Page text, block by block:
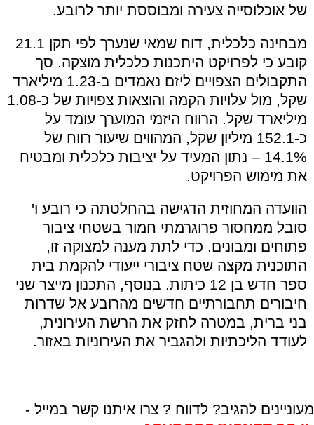
של אוכלוסייה צעירה ומבוססת יותר לרובע.
מבחינה כלכלית, דוח שמאי שנערך לפי תקן 21.1
קובע כי לפרויקט היתכנות כלכלית מוצקה. סך
התקבולים הצפויים ליזם נאמדים ב-1.23 מיליארד
שקל, מול עלויות הקמה והוצאות צפויות של כ-1.08
מיליארד שקל. הרווח היזמי המוערך עומד על
כ-152.1 מיליון שקל, המהווים שיעור רווח של
14.1% – נתון המעיד על יציבות כלכלית ומבטיח
את מימוש הפרויקט.
הוועדה המחוזית הדגישה בהחלטתה כי רובע ו'
סובל ממחסור פרוגרמתי חמור בשטחי ציבור
פתוחים ומבונים. כדי לתת מענה למצוקה זו,
התוכנית מקצה שטח ציבורי ייעודי להקמת בית
ספר חדש בן 12 כיתות. בנוסף, התכנון מייצר שני
חיבורים תחבורתיים חדשים מהרובע אל שדרות
בני ברית, במטרה לחזק את הרשת העירונית,
לעודד הליכתיות ולהגביר את העירוניות באזור.
מעוניינים להגיב? לדווח ? צרו איתנו קשר במייל -